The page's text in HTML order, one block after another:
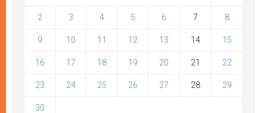
2 3 4 5 6 7 8
9 10 11 12 13 14 15
16 17 18 19 20 21 22
23 24 25 26 27 28 29
30